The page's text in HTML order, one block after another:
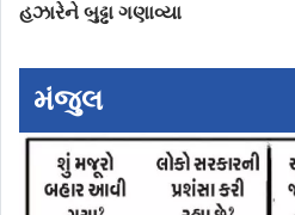
હઝારેને બુઢ્ઢા ગણાવ્યા
મંજુલ